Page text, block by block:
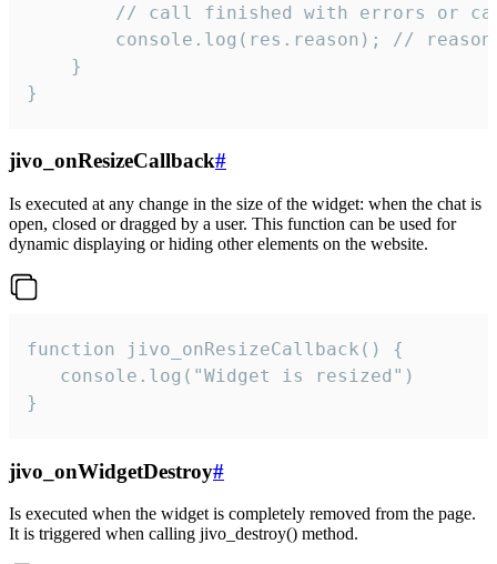
// call finished with errors or
console.log(res.reason); //
    }
}
jivo_onResizeCallback#
Is executed at any change in the size of the widget: when the chat is
open, closed or dragged by a user. This function can be used for
dynamic displaying or hiding other elements on the website.
function jivo_onResizeCallback() {
   console.log("Widget is resized")
}
jivo_onWidgetDestroy#
Is executed when the widget is completely removed from the page.
It is triggered when calling jivo_destroy() method.